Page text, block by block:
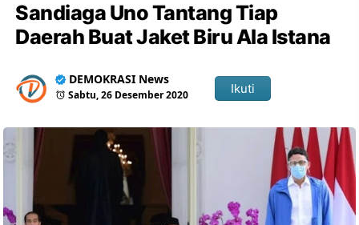
Sandiaga Uno Tantang Tiap
Daerah Buat Jaket Biru Ala Istana
DEMOKRASI News
Sabtu, 26 Desember 2020 Ikuti